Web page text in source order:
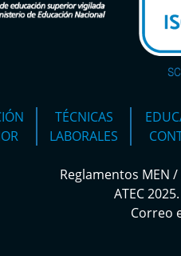
TÉCNICAS
LABORALES
Reglamentos MEN /
ATEC
Correo